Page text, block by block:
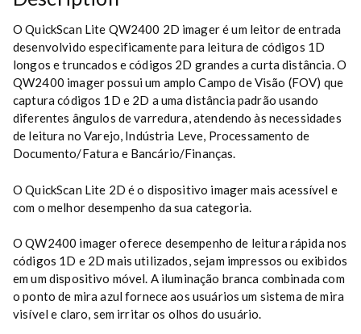
O QuickScan Lite QW2400 2D imager é um leitor de entrada
desenvolvido especificamente para leitura de códigos 1D
longos e truncados e códigos 2D grandes a curta distância. O
QW2400 imager possui um amplo Campo de Visão (FOV) que
captura códigos 1D e 2D a uma distância padrão usando
diferentes ângulos de varredura, atendendo às necessidades
de leitura no Varejo, Indústria Leve, Processamento de
Documento/Fatura e Bancário/Finanças.
O QuickScan Lite 2D é o dispositivo imager mais acessível e
com o melhor desempenho da sua categoria.
O QW2400 imager oferece desempenho de leitura rápida nos
códigos 1D e 2D mais utilizados, sejam impressos ou exibidos
em um dispositivo móvel. A iluminação branca combinada com
o ponto de mira azul fornece aos usuários um sistema de mira
visível e claro, sem irritar os olhos do usuário.